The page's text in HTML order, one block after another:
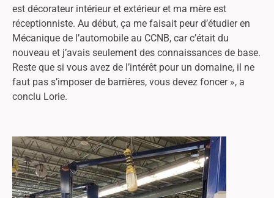
est décorateur intérieur et extérieur et ma mère est
réceptionniste. Au début, ça me faisait peur d’étudier en
Mécanique de l’automobile au CCNB, car c’était du
nouveau et j’avais seulement des connaissances de base.
Reste que si vous avez de l’intérêt pour un domaine, il ne
faut pas s’imposer de barrières, vous devez foncer », a
conclu Lorie.